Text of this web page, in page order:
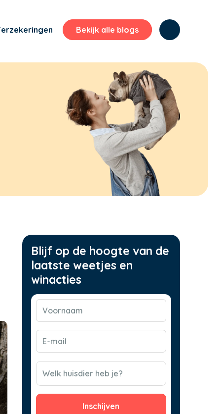
Bekijk alle blogs
Blijf op de hoogte van de
laatste weetjes en
winacties
Voornaam
E-
mail
CAPTCHA
Welk huisdier heb je?